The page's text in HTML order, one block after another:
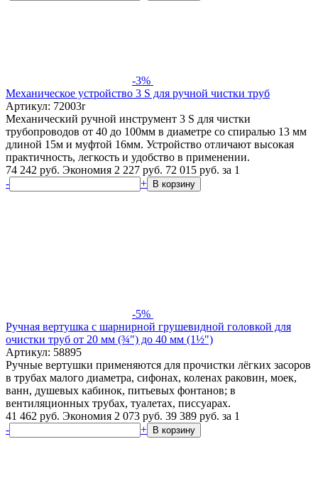
-3%
Механическое устройство 3 S для ручной чистки труб
Артикул: 72003r
Механический ручной инструмент 3 S для чистки
трубопроводов от 40 до 100мм в диаметре со спиралью 13 мм
длиной 15м и муфтой 16мм. Устройство отличают высокая
практичность, легкость и удобство в применении.
74 242 руб. Экономия 2 227 руб. 72 015 руб. за 1
-
+ В корзину
-5%
Ручная вертушка с шарнирной грушевидной головкой для
очистки труб от 20 мм (¾") до 40 мм (1½")
Артикул: 58895
Ручные вертушки применяются для прочистки лёгких засоров
в трубах малого диаметра, сифонах, коленах раковин, моек,
ванн, душевых кабинок, питьевых фонтанов; в
вентиляционных трубах, туалетах, писсуарах.
41 462 руб. Экономия 2 073 руб. 39 389 руб. за 1
-
+ В корзину